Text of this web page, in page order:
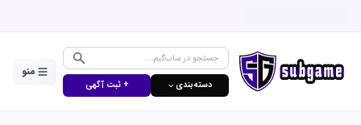
دسته‌بندی ⌵ + ثبت آگهی
منو